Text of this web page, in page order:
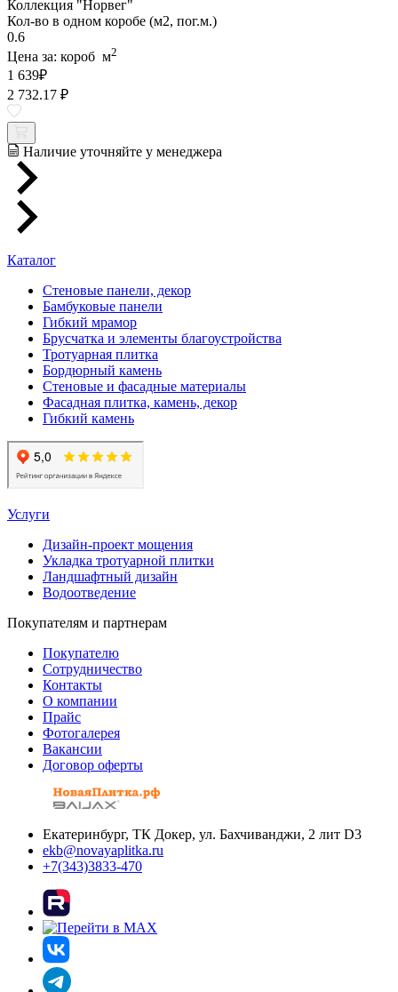
Коллекция "Норвег"
Кол-во в одном коробе (м2, пог.м.)
0.6
Цена за: короб м2
1 639₽
2 732.17 ₽
Наличие уточняйте у менеджера
Каталог
Стеновые панели, декор
Бамбуковые панели
Гибкий мрамор
Брусчатка и элементы благоустройства
Тротуарная плитка
Бордюрный камень
Стеновые и фасадные материалы
Фасадная плитка, камень, декор
Гибкий камень
Услуги
Дизайн-проект мощения
Укладка тротуарной плитки
Ландшафтный дизайн
Водоотведение
Покупателям и партнерам
Покупателю
Сотрудничество
Контакты
О компании
Прайс
Фотогалерея
Вакансии
Договор оферты
Екатеринбург, ТК Докер, ул. Бахчиванджи, 2 лит D3
ekb@novayaplitka.ru
+7(343)3833-470